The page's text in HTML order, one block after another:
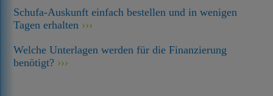
Schufa-Auskunft einfach bestellen und in wenigen
Tagen erhalten
Welche Unterlagen werden für die Finanzierung
benötigt?